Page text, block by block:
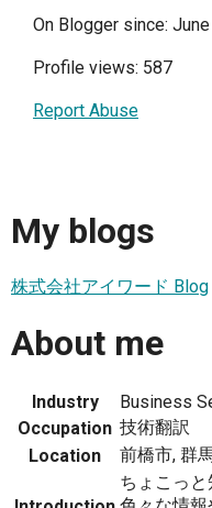
On Blogger since:
Profile views: 587
Report Abuse
My blogs
株式会社アイワード Blog
About me
Industry
Business
Occupation 技術翻訳
Location
前橋市, 群
ちょこっと